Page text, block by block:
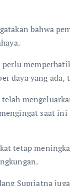
bahwa
perlu
daya yang
saat
tetap
Supriatna